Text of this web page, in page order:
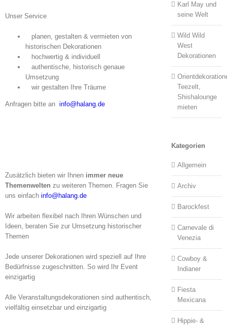
Unser Service
planen, gestalten & vermieten von
historischen Dekorationen
hochwertig & individuell
authentische, historisch genaue
Umsetzung
wir gestalten Ihre Träume
Anfragen bitte an info@halang.de
Zusätzlich bieten wir Ihnen immer neue
Themenwelten zu weiteren Themen. Fragen Sie
uns einfach info@halang.de
Wir arbeiten flexibel nach Ihren Wünschen und
Ideen, beraten Sie zur Umsetzung historischer
Themen
Jede unserer Dekorationen wird speziell auf Ihre
Bedürfnisse zugeschnitten. So wird Ihr Event
einzigartig
Alle Veranstaltungsdekorationen sind authentisch,
vielfältig einsetzbar und einzigartig
Karl May und
seine Welt
Wild Wild
West
Dekorationen
Teezelt,
Shishalounge
mieten
Kategorien
Allgemein
Archiv
Barockfest
Carnevale di
Venezia
Cowboy &
Indianer
Fiesta
Mexicana
Hippie- &